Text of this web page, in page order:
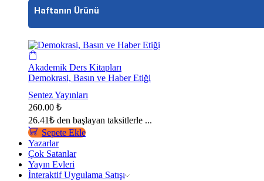
Haftanın Ürünü
Akademik Ders Kitapları
Demokrasi, Basın ve Haber Etiği
Sentez Yayınları
260.00 ₺
26.41₺ den başlayan taksitlerle ...
Sepete Ekle
Yazarlar
Çok Satanlar
Yayın Evleri
İnteraktif Uygulama Satışı